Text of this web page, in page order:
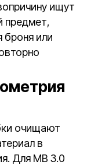
ищут
предмет,
броня или
очищают
в
Для MB 3.0